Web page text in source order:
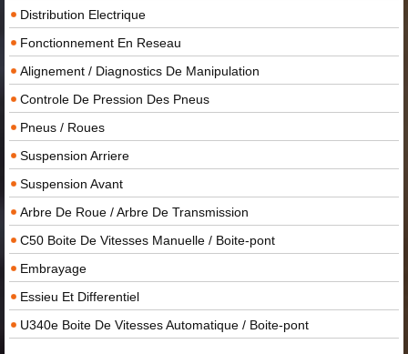
Distribution Electrique
Fonctionnement En Reseau
Alignement / Diagnostics De Manipulation
Controle De Pression Des Pneus
Pneus / Roues
Suspension Arriere
Suspension Avant
Arbre De Roue / Arbre De Transmission
C50 Boite De Vitesses Manuelle / Boite-pont
Embrayage
Essieu Et Differentiel
U340e Boite De Vitesses Automatique / Boite-pont